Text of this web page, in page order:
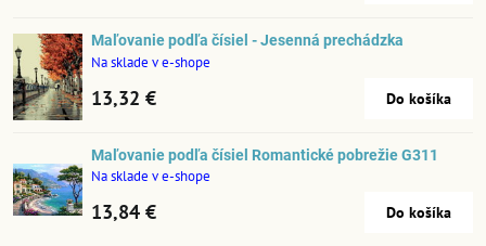
Maľovanie podľa čísiel - Jesenná prechádzka
Na sklade v e-shope
13,32 € Do košíka
Maľovanie podľa čísiel Romantické pobrežie G311
Na sklade v e-shope
13,84 € Do košíka